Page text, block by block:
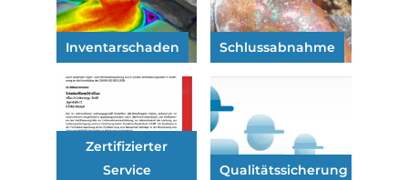
Inventarschaden Schlussabnahme
Zertifizierter
Service
Qualitätssicherung